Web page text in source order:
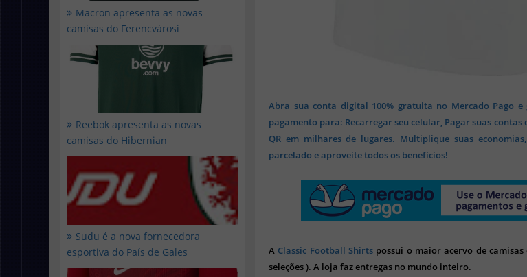
Macron apresenta as novas
camisas do Ferencvárosi
Reebok apresenta as novas
camisas do Hibernian
Sudu é a nova fornecedora
esportiva do País de Gales
Abra sua conta digital 100% gratuita no Mercado Pago e
pagamento para: Recarregar seu celular, Pagar suas contas
QR em milhares de lugares. Multiplique suas
parcelado e aproveite todos os benefícios!
A Classic Football Shirts possui o maior acervo de
seleções ). A loja faz entregas no mundo inteiro.